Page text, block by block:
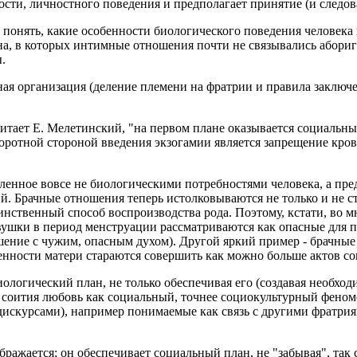
личностного поведения и предполагает принятие (и
какие особенности биологического поведения
в которых интимные отношения почти не связывались
организация (деление племени на фратрии и правила
Е. Мелетинский, "на первом плане оказывается
стороной введения экзогамии является запрещение
вовсе не биологическими потребностями человека, а
отношения теперь истолковываются не только и не
способ воспроизводства рода. Поэтому, кстати, во
в период менструации рассматриваются как опасные для
с чужим, опасным духом). Другой яркий пример -
матери стараются совершить как можно больше
план, не только обеспечивая его (создавая
любовь как социальный, точнее социокультурный
например понимаемые как связь с другими
он обеспечивает социальный план, не "забывая",